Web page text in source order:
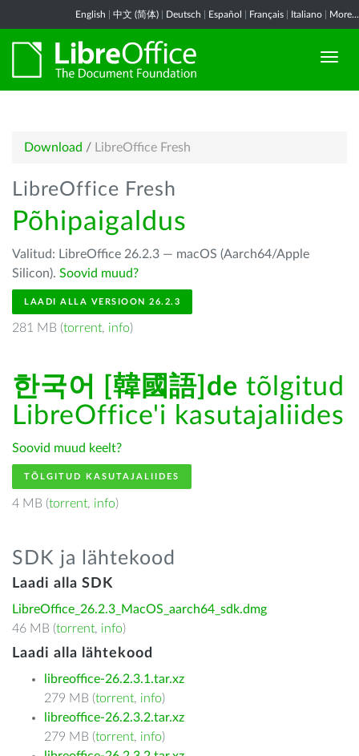
English 中文 (简体) Deutsch Español Français Italiano More...
Download / LibreOffice Fresh
LibreOffice Fresh
Põhipaigaldus
Valitud: LibreOffice 26.2.3 — macOS (Aarch64/Apple
Silicon). Soovid muud?
LAADI ALLA VERSIOON 26.2.3
281 MB (torrent, info)
한국어 [韓國語]de tõlgitud
LibreOffice'i kasutajaliides
Soovid muud keelt?
TÕLGITUD KASUTAJALIIDES
4 MB (torrent, info)
SDK ja lähtekood
Laadi alla SDK
LibreOffice_26.2.3_MacOS_aarch64_sdk.dmg
46 MB (torrent, info)
Laadi alla lähtekood
libreoffice-26.2.3.1.tar.xz
279 MB (torrent, info)
libreoffice-26.2.3.2.tar.xz
279 MB (torrent, info)